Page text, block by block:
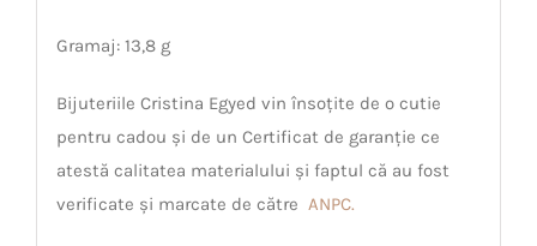
Gramaj: 13,8 g
Bijuteriile Cristina Egyed vin însoțite de o cutie
pentru cadou și de un Certificat de garanție ce
atestă calitatea materialului și faptul că au fost
verificate și marcate de către ANPC.